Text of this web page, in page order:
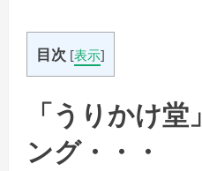
目次 [表示]
「うりかけ
ング・・・